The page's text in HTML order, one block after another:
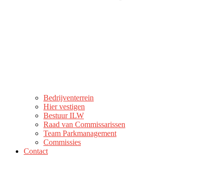
Bedrijventerrein
Hier vestigen
Bestuur ILW
Raad van Commissarissen
Team Parkmanagement
Commissies
Contact